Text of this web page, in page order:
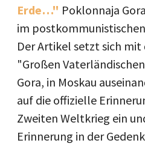
Erde…" Poklonnaja
im
Der Artikel setzt sich
"Großen
Gora, in Moskau
auf die offizielle
Zweiten Weltkrieg ein
Erinnerung in der